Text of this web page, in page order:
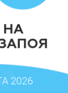
2026